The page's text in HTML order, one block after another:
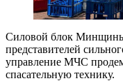
Силовой блок Минщины
представителей
управление МЧС
спасательную технику.